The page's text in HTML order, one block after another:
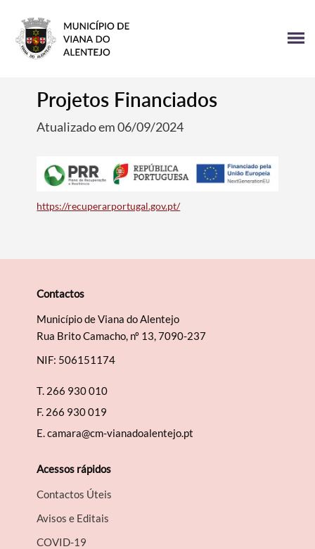
Termo de Pesquisa
Filtros
Projetos Financiados
Atualizado em 06/09/2024
https://recuperarportugal.gov.pt/
Contactos
Município de Viana do Alentejo
Rua Brito Camacho, nº 13, 7090-237
NIF: 506151174
T. 266 930 010
F. 266 930 019
E.camara@cm-vianadoalentejo.pt
Acessos rápidos
Contactos Úteis
Avisos e Editais
COVID-19